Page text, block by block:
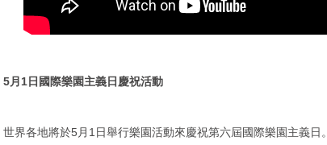
5月1日國際樂園主義日慶祝活動
世界各地將於5月1日舉行樂園活動來慶祝第六屆國際樂園主義日。